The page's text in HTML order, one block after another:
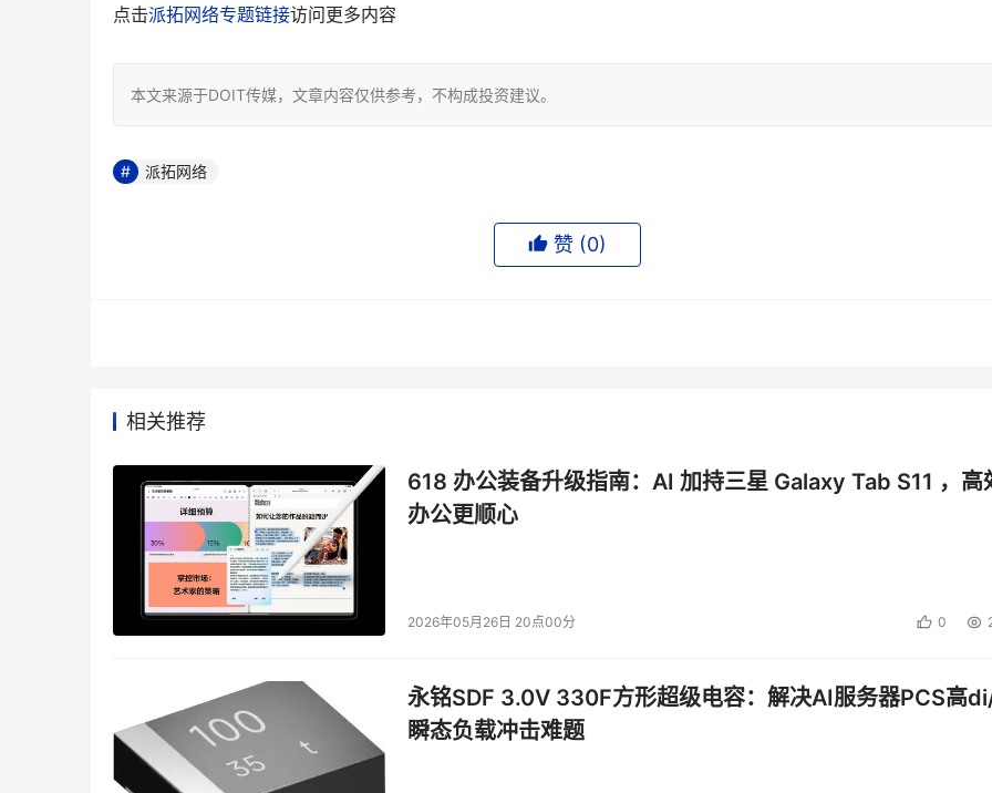
点击派拓网络专题链接访问更多内容
本文来源于DOIT传媒，文章内容仅供参考，不构成投资建议。
派拓网络
赞 (0)
相关推荐
618 办公装备升级指南：AI 加持三星 Galaxy Tab S11 ，高
办公更顺心
2026年05月26日 20点00分 0
永铭SDF 3.0V 330F方形超级电容：解决AI服务器PCS高
瞬态负载冲击难题